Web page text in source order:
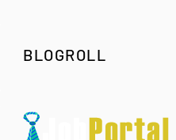
BLOGROLL